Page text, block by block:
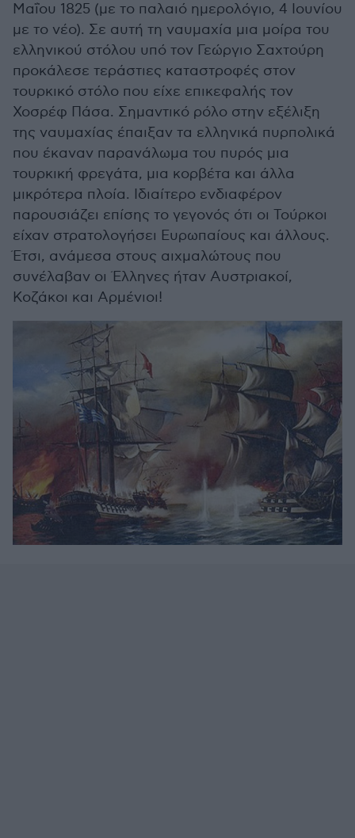
Μαΐου 1825 (με το παλαιό ημερολόγιο, 4 Ιουνίου
με το νέο). Σε αυτή τη ναυμαχία μια μοίρα του
ελληνικού στόλου υπό τον Γεώργιο Σαχτούρη
προκάλεσε τεράστιες καταστροφές στον
τουρκικό στόλο που είχε επικεφαλής τον
Χοσρέφ Πάσα. Σημαντικό ρόλο στην εξέλιξη
της ναυμαχίας έπαιξαν τα ελληνικά πυρπολικά
που έκαναν παρανάλωμα του πυρός μια
τουρκική φρεγάτα, μια κορβέτα και άλλα
μικρότερα πλοία. Ιδιαίτερο ενδιαφέρον
παρουσιάζει επίσης το γεγονός ότι οι Τούρκοι
είχαν στρατολογήσει Ευρωπαίους και άλλους.
Έτσι, ανάμεσα στους αιχμαλώτους που
συνέλαβαν οι Έλληνες ήταν Αυστριακοί,
Κοζάκοι και Αρμένιοι!